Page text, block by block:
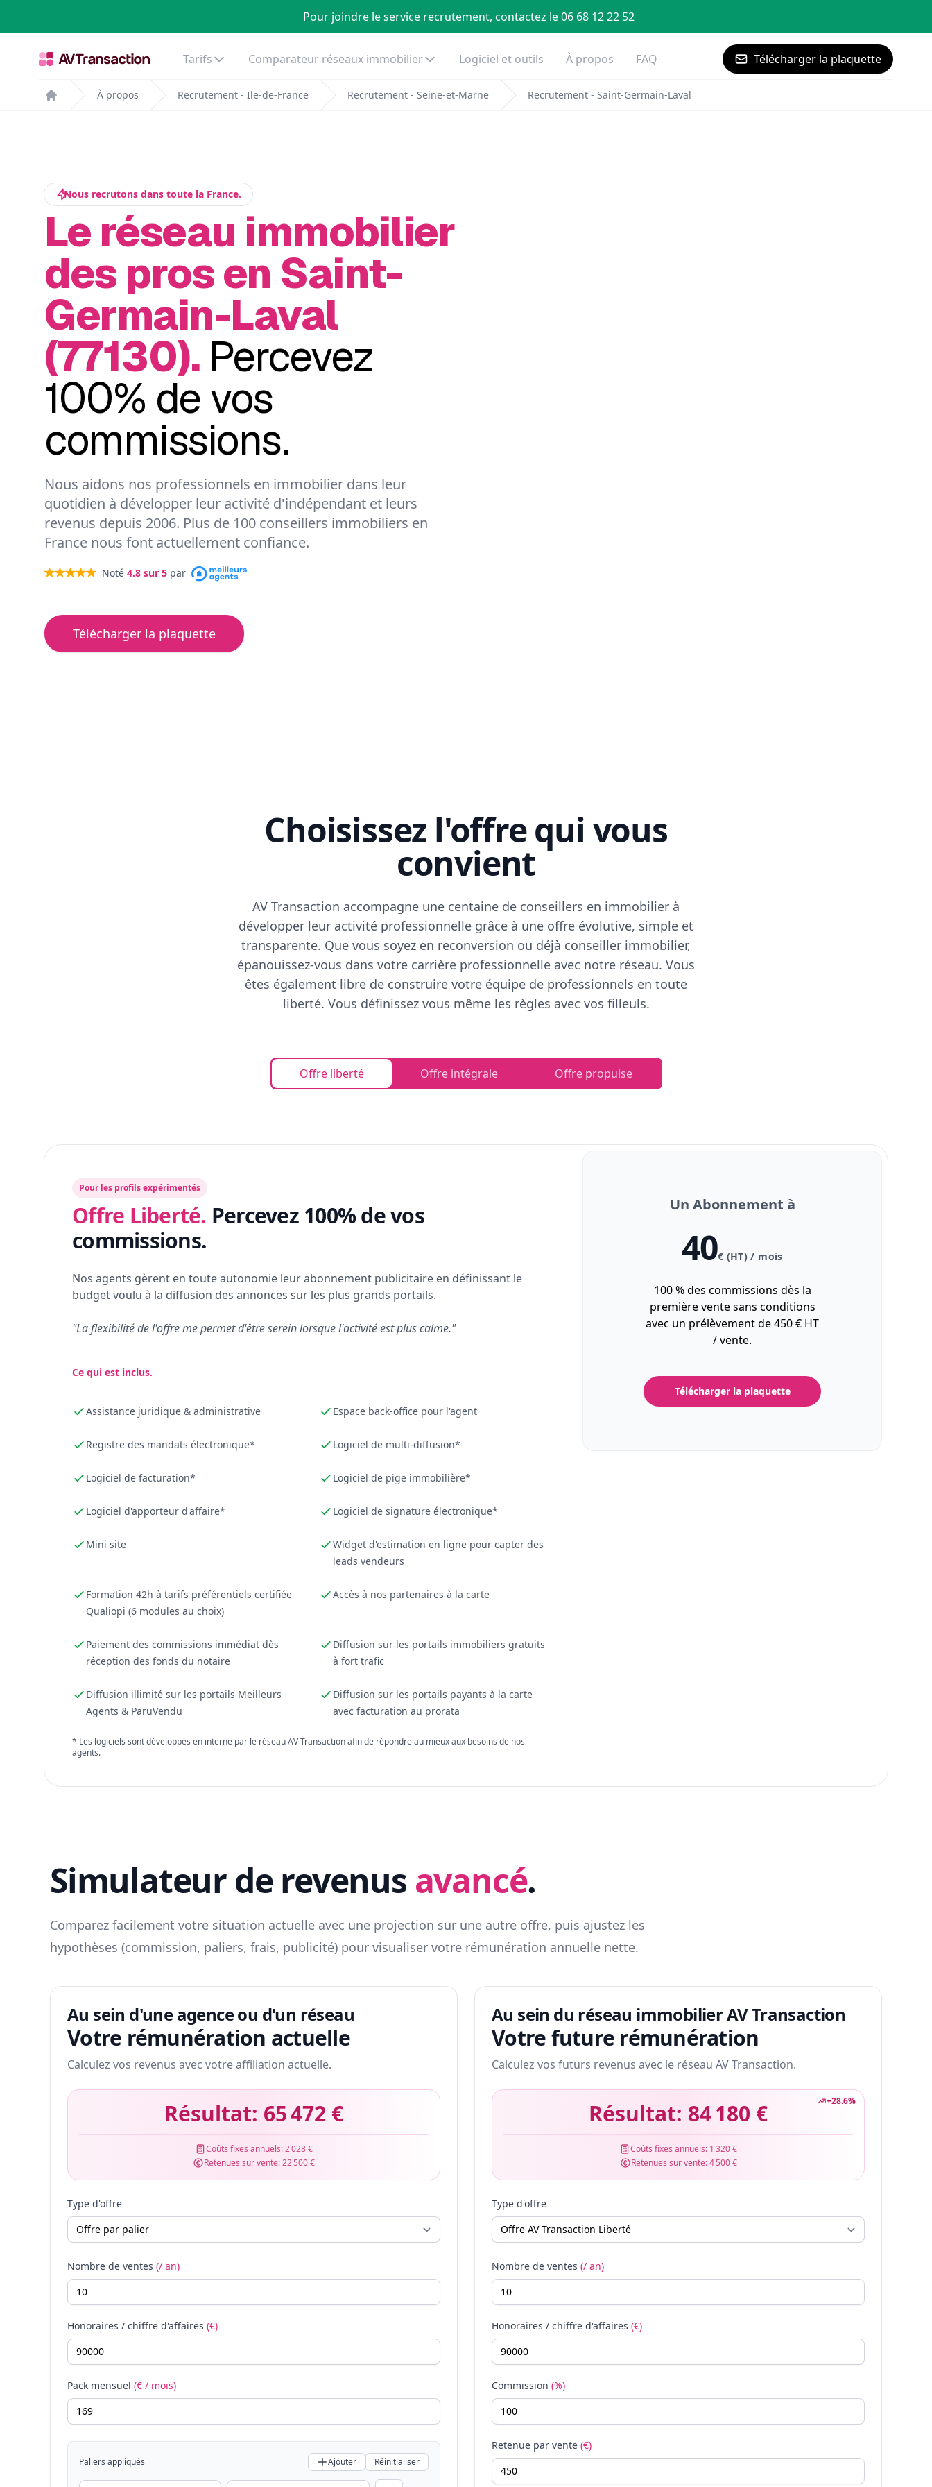
Pour joindre le service recrutement, contactez le 06 68 12 22 52
Tarifs Comparateur réseaux immobilier Logiciel et outils À propos FAQ Télécharger la plaquette
Home
À propos Recrutement - Ile-de-France Recrutement - Seine-et-Marne Recrutement - Saint-Germain-Laval
Nous recrutons dans toute la France.
Le réseau immobilier
des pros en Saint-
Germain-Laval
(77130). Percevez
100% de vos
commissions.
Nous aidons nos professionnels en immobilier dans leur
quotidien à développer leur activité d'indépendant et leurs
revenus depuis 2006. Plus de 100 conseillers immobiliers en
France nous font actuellement confiance.
Noté 4.8 sur 5 par
Télécharger la plaquette
Choisissez l'offre qui vous
convient
AV Transaction accompagne une centaine de conseillers en immobilier à
développer leur activité professionnelle grâce à une offre évolutive, simple et
transparente. Que vous soyez en reconversion ou déjà conseiller immobilier,
épanouissez-vous dans votre carrière professionnelle avec notre réseau. Vous
êtes également libre de construire votre équipe de professionnels en toute
liberté. Vous définissez vous même les règles avec vos filleuls.
Offre liberté Offre intégrale Offre propulse
Pour les profils expérimentés
Offre Liberté. Percevez 100% de vos
commissions.
Nos agents gèrent en toute autonomie leur abonnement publicitaire en définissant le
budget voulu à la diffusion des annonces sur les plus grands portails.
"La flexibilité de l'offre me permet d'être serein lorsque l'activité est plus calme."
Ce qui est inclus.
Assistance juridique & administrative Espace back-office pour l'agent
Registre des mandats électronique* Logiciel de multi-diffusion*
Logiciel de facturation* Logiciel de pige immobilière*
Logiciel d'apporteur d'affaire* Logiciel de signature électronique*
Mini site
Widget d'estimation en ligne pour capter des
leads vendeurs
Formation 42h à tarifs préférentiels certifiée
Qualiopi (6 modules au choix)
Accès à nos partenaires à la carte
Paiement des commissions immédiat dès
réception des fonds du notaire
Diffusion sur les portails immobiliers gratuits
à fort trafic
Diffusion illimité sur les portails Meilleurs
Agents & ParuVendu
Diffusion sur les portails payants à la carte
avec facturation au prorata
* Les logiciels sont développés en interne par le réseau AV Transaction afin de répondre au mieux aux besoins de nos
agents.
Un Abonnement à
40€ (HT) / mois
100 % des commissions dès la
première vente sans conditions
avec un prélèvement de 450 € HT
/ vente.
Télécharger la plaquette
Simulateur de revenus avancé.
Comparez facilement votre situation actuelle avec une projection sur une autre offre, puis ajustez les
hypothèses (commission, paliers, frais, publicité) pour visualiser votre rémunération annuelle nette.
Au sein d'une agence ou d'un réseau
Votre rémunération actuelle
Calculez vos revenus avec votre affiliation actuelle.
Résultat: 65 472 €
Coûts fixes annuels:2 028 €
Retenues sur vente:22 500 €
Type d'offre
Nombre de ventes (/ an)
Honoraires / chiffre d'affaires (€)
Pack mensuel (€ / mois)
Paliers appliqués Ajouter Réinitialiser
Au sein du réseau immobilier AV Transaction
Votre future rémunération
Calculez vos futurs revenus avec le réseau AV Transaction.
+28.6%
Résultat: 84 180 €
Coûts fixes annuels: 1 320 €
Retenues sur vente:4 500 €
Type d'offre
Nombre de ventes (/ an)
Honoraires / chiffre d'affaires (€)
Commission (%)
Retenue par vente (€)